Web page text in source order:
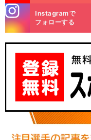
m
Instagramで
フォローする